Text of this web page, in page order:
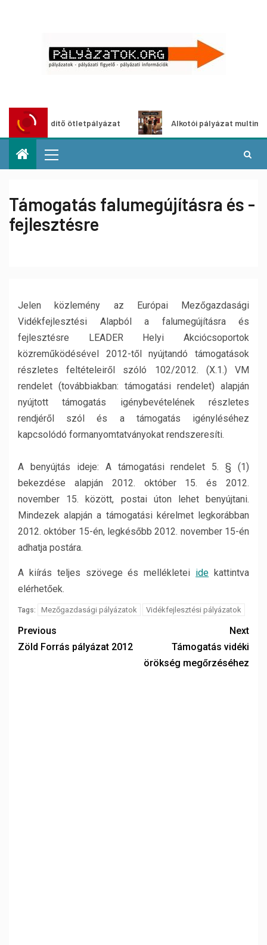
ötletpályázat Alkotói pályázat multimédia-
Támogatás falumegújításra és -
fejlesztésre
Jelen közlemény az Európai Mezőgazdasági
Vidékfejlesztési Alapból a falumegújításra és
fejlesztésre LEADER Helyi Akciócsoportok
közreműködésével 2012-től nyújtandó támogatások
részletes feltételeiről szóló 102/2012. (X.1.) VM
rendelet (továbbiakban: támogatási rendelet) alapján
nyújtott támogatás igénybevételének részletes
rendjéről szól és a támogatás igényléséhez
kapcsolódó formanyomtatványokat rendszeresíti.
A benyújtás ideje: A támogatási rendelet 5. § (1)
bekezdése alapján 2012. október 15. és 2012.
november 15. között, postai úton lehet benyújtani.
Mindezek alapján a támogatási kérelmet legkorábban
2012. október 15-én, legkésőbb 2012. november 15-én
adhatja postára.
A kiírás teljes szövege és mellékletei ide kattintva
elérhetőek.
Tags: Mezőgazdasági pályázatok Vidékfejlesztési pályázatok
Previous
Zöld Forrás pályázat 2012
Next
Támogatás vidéki
örökség megőrzéséhez